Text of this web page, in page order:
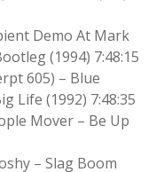
Demo At Mark
(1994) 7:48:15
605) – Blue
Life (1992) 7:48:35
Mover – Be Up
– Slag Boom